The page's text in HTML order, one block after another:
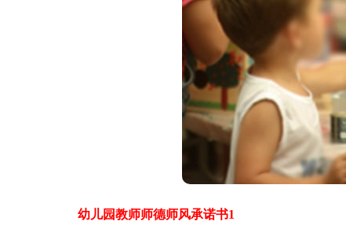
幼儿园教师师德师风承诺书1